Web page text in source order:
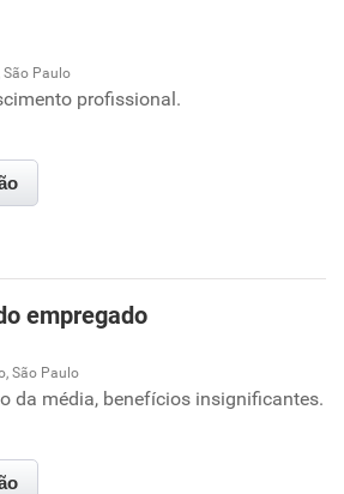
São Paulo
profissional.
empregado
São Paulo
da média, benefícios insignificantes.